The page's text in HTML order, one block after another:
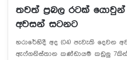
තවත් ප්‍රබල රටක්
අවසන් සටනට
හරාරේහිදී අද (04) පැවැති දෙවන
ඇෆ්ගනිස්තාන කණ්ඩායම කඩුලු 7කින්